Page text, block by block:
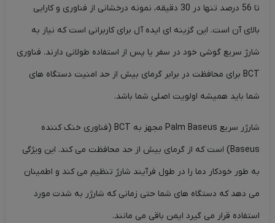
تا 56 درصد تنها در 30 دقیقه، نمونه درخشانی از فناوری و کارایی
بالای آن است. این گزینه ای ایده آل برای کاربرانی است که نیاز به
شارژ سریع گوشی خود در سفر یا پس از استفاده طولانی دارند. فناوری
BCT برای محافظت در برابر گرمای بیش از حد امنیت دستگاه های
شما باید همیشه اولویت اصلی شما باشد.
شارژر سریع Palm Baseus مجهز به BCT (فناوری خنک کننده
Baseus) است که از گرمای بیش از حد محافظت می کند. این ویژگی
به طور خودکار دما را در طول فرآیند شارژ تنظیم می کند و اطمینان
می دهد که دستگاه های شما حتی زمانی که شارژر به شدت مورد
استفاده قرار می گیرد ایمن باقی می مانند.